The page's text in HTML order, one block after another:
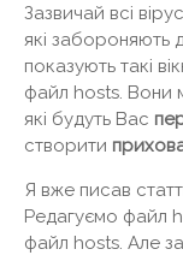
Зазвичай всі
які забороняють
показують такі
файл hosts. Вони
які будуть Вас
створити
Я вже писав
Редагуємо файл
файл hosts. Але